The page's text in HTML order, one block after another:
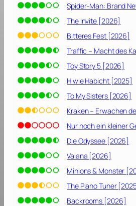
2
0
0
]
Spider-Man: Brand
The Invite [2026]
Bitteres Fest [2026]
Traffic – Macht des
Toy Story 5 [2026]
H wie Habicht [2025]
To My Sisters [2026]
Kraken – Erwachen
Nur noch ein kleiner
Die Odyssee [2026]
Vaiana [2026]
Minions & Monster
The Piano Tuner
Backrooms [2026]